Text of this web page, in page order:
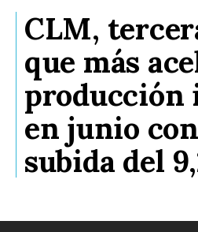
CLM,
que más
en junio
subida del